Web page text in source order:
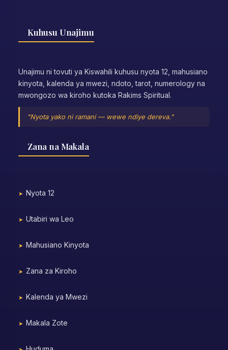
Kuhusu Unajimu
Unajimu ni tovuti ya Kiswahili kuhusu nyota 12, mahusiano
kinyota, kalenda ya mwezi, ndoto, tarot, numerology na
mwongozo wa kiroho kutoka Rakims Spiritual.
"Nyota yako ni ramani — wewe ndiye dereva."
Zana na Makala
Nyota 12
Utabiri wa Leo
Mahusiano Kinyota
Zana za Kiroho
Kalenda ya Mwezi
Makala Zote